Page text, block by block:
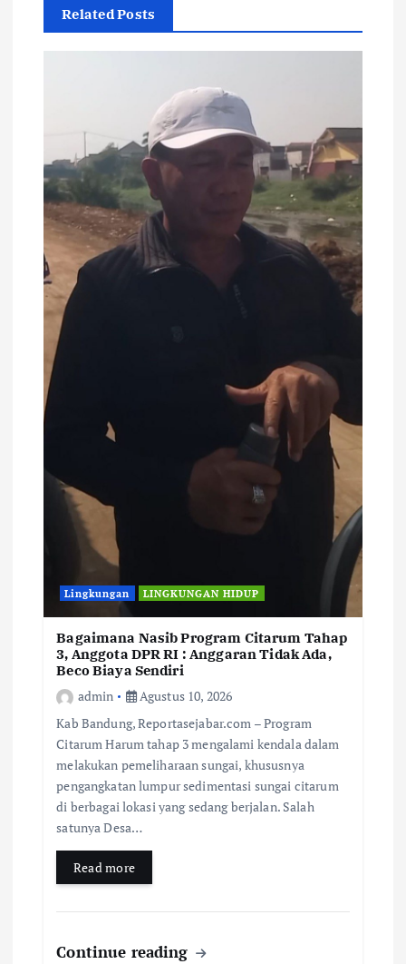
Related Posts
Lingkungan LINGKUNGAN HIDUP
Bagaimana Nasib Program Citarum Tahap
3, Anggota DPR RI : Anggaran Tidak Ada,
Beco Biaya Sendiri
admin
Agustus 10, 2026
Kab Bandung, Reportasejabar.com – Program
Citarum Harum tahap 3 mengalami kendala dalam
melakukan pemeliharaan sungai, khususnya
pengangkatan lumpur sedimentasi sungai citarum
di berbagai lokasi yang sedang berjalan. Salah
satunya Desa…
Read more
Continue reading